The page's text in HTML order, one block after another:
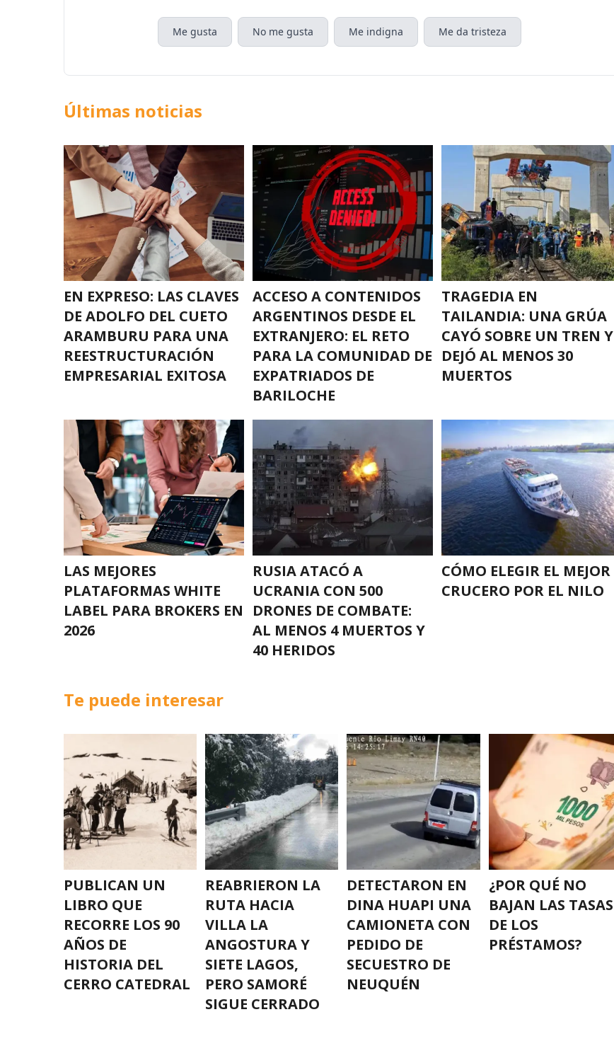
Me gusta No me gusta Me indigna Me da tristeza
Últimas noticias
EN EXPRESO: LAS CLAVES
DE ADOLFO DEL CUETO
ARAMBURU PARA UNA
REESTRUCTURACIÓN
EMPRESARIAL EXITOSA
ACCESO A CONTENIDOS
ARGENTINOS DESDE EL
EXTRANJERO: EL RETO
PARA LA COMUNIDAD DE
EXPATRIADOS DE
BARILOCHE
TRAGEDIA EN
TAILANDIA: UNA GRÚA
CAYÓ SOBRE UN TREN Y
DEJÓ AL MENOS 30
MUERTOS
LAS MEJORES
PLATAFORMAS WHITE
LABEL PARA BROKERS EN
2026
RUSIA ATACÓ A
UCRANIA CON 500
DRONES DE COMBATE:
AL MENOS 4 MUERTOS Y
40 HERIDOS
CÓMO ELEGIR EL MEJOR
CRUCERO POR EL NILO
Te puede interesar
PUBLICAN UN
LIBRO QUE
RECORRE LOS 90
AÑOS DE
HISTORIA DEL
CERRO CATEDRAL
REABRIERON LA
RUTA HACIA
VILLA LA
ANGOSTURA Y
SIETE LAGOS,
PERO SAMORÉ
SIGUE CERRADO
DETECTARON EN
DINA HUAPI UNA
CAMIONETA CON
PEDIDO DE
SECUESTRO DE
NEUQUÉN
¿POR QUÉ NO
BAJAN LAS TASAS
DE LOS
PRÉSTAMOS?